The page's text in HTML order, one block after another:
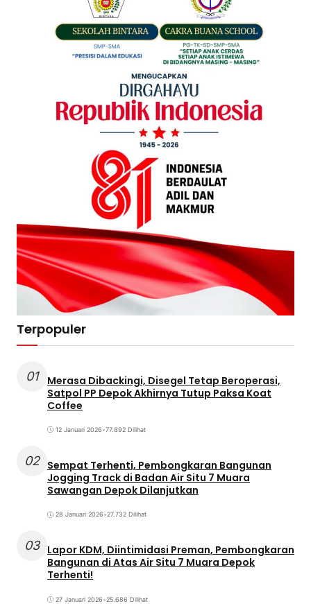
Terpopuler
01
Merasa Dibackingi, Disegel Tetap Beroperasi,
Satpol PP Depok Akhirnya Tutup Paksa Koat
Coffee
12 Januari 2026•77.892 Dilihat
02 Sempat Terhenti, Pembongkaran Bangunan
Jogging Track di Badan Air Situ 7 Muara
Sawangan Depok Dilanjutkan
28 Januari 2026•27.732 Dilihat
03 Lapor KDM, Diintimidasi Preman, Pembongkaran
Bangunan di Atas Air Situ 7 Muara Depok
Terhenti!
27 Januari 2026•25.686 Dilihat